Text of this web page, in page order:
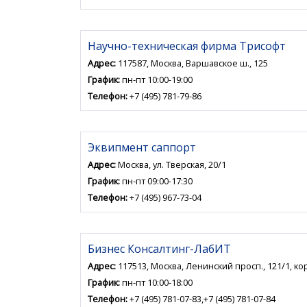
Научно-техническая фирма Трисофт
Адрес: 117587, Москва, Варшавское ш., 125
График:пн-пт 10:00-19:00
Телефон:+7 (495) 781-79-86
Эквипмент саппорт
Адрес:Москва, ул. Тверская, 20/1
График:пн-пт 09:00-17:30
Телефон:+7 (495) 967-73-04
Бизнес Консалтинг-ЛабИТ
Адрес: 117513, Москва, Ленинский просп., 121/1,
График:пн-пт 10:00-18:00
Телефон:+7 (495) 781-07-83,+7 (495) 781-07-84